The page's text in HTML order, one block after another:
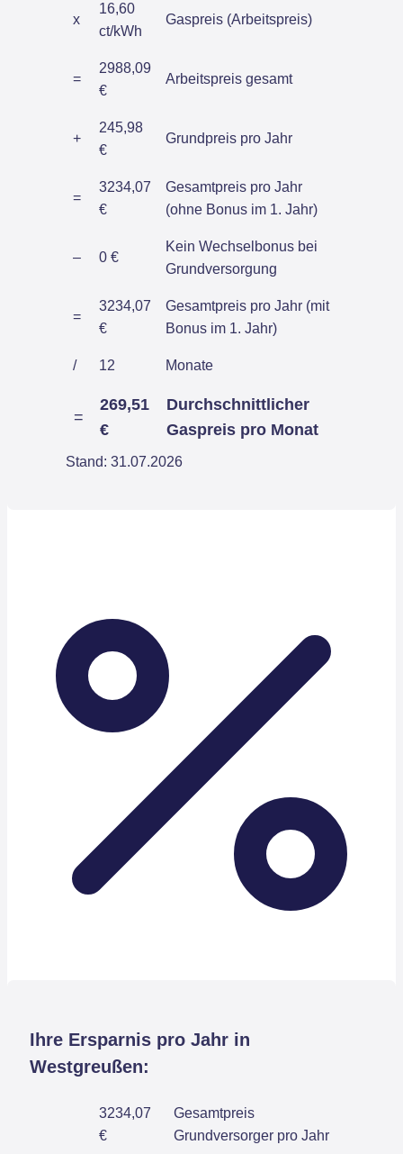
x
16,60
ct/kWh
Gaspreis (Arbeitspreis)
=
2988,09
€
Arbeitspreis gesamt
+
245,98
€
Grundpreis pro Jahr
=
3234,07
€
Gesamtpreis pro Jahr
(ohne Bonus im 1. Jahr)
– 0 €
Kein Wechselbonus bei
Grundversorgung
=
3234,07
€
Gesamtpreis pro Jahr (mit
Bonus im 1. Jahr)
/ 12 Monate
=
269,51
€
Durchschnittlicher
Gaspreis pro Monat
Stand: 31.07.2026
Ihre Ersparnis pro Jahr in
Westgreußen:
3234,07
€
Gesamtpreis
Grundversorger pro Jahr